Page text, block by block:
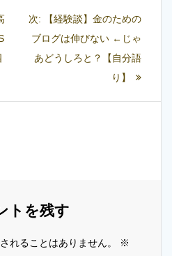
次:
次
の
投
【経験談】金のための
ブログは伸びない ←じゃ
あどうしろと？【自分語
り】
トを残す
れることはありません。
※